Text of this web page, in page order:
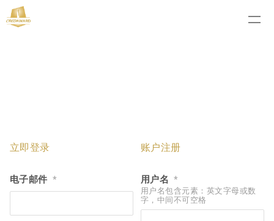
立即登录
电子邮件 *
账户注册
用户名 *
用户名包含元素：英文字母或数
字，中间不可空格